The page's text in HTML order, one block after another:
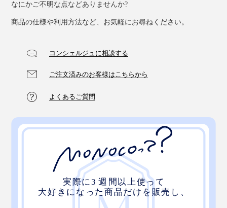
なにかご不明な点などありませんか?
商品の仕様や利用方法など、お気軽にお尋ねください。
コンシェルジュに相談する
ご注文済みのお客様はこちらから
よくあるご質問